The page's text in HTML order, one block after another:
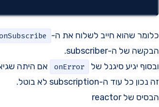
כלומר שהוא חייב לשלוח את ה-
הבקשה של ה-subscriber.
ובסוף יגיע סיגנל של
onError אם היתה
זה נכון כל עוד ה-subscription לא בוטל.
הבסיס של reactor